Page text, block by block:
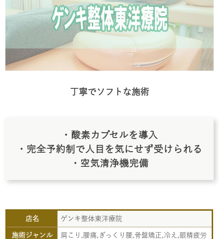
丁寧でソフトな施術
・酸素カプセルを導入
・完全予約制で人目を気にせず受けられる
・空気清浄機完備
店名 ゲンキ整体東洋療院
施術ジャンル 肩こり,腰痛,ぎっくり腰,骨盤矯正,冷え,眼精疲労